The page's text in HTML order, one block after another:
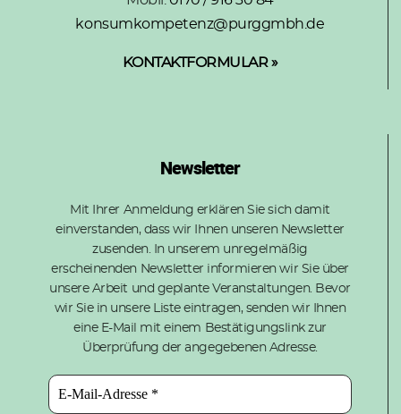
konsumkompetenz@purggmbh.de
KONTAKTFORMULAR »
Newsletter
Mit Ihrer Anmeldung erklären Sie sich damit
einverstanden, dass wir Ihnen unseren Newsletter
zusenden. In unserem unregelmäßig
erscheinenden Newsletter informieren wir Sie über
unsere Arbeit und geplante Veranstaltungen. Bevor
wir Sie in unsere Liste eintragen, senden wir Ihnen
eine E-Mail mit einem Bestätigungslink zur
Überprüfung der angegebenen Adresse.